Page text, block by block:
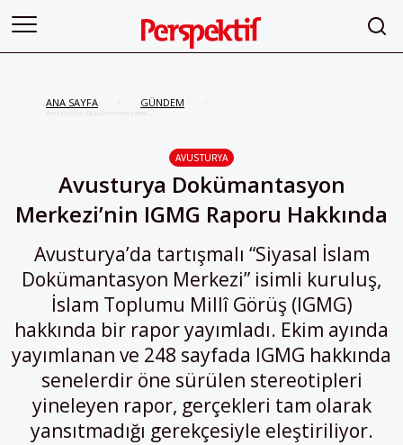
ANA SAYFA GÜNDEM
Avusturya Dokümantasyon
AVUSTURYA
Avusturya Dokümantasyon
Merkezi’nin IGMG Raporu Hakkında
Avusturya’da tartışmalı “Siyasal İslam
Dokümantasyon Merkezi” isimli kuruluş,
İslam Toplumu Millî Görüş (IGMG)
hakkında bir rapor yayımladı. Ekim ayında
yayımlanan ve 248 sayfada IGMG hakkında
senelerdir öne sürülen stereotipleri
yineleyen rapor, gerçekleri tam olarak
yansıtmadığı gerekçesiyle eleştiriliyor.